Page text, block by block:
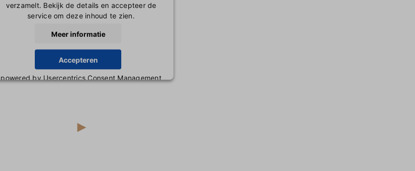
verzamelt. Bekijk de details en accepteer de
service om deze inhoud te zien.
Meer informatie
Accepteren
powered byUsercentrics Consent Management